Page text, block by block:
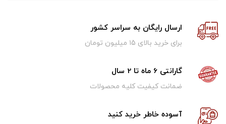
ارسال رایگان به سراسر کشور
برای خرید بالای ۱5 میلیون تومان
گارانتی 6 ماه تا 2 سال
ضمانت کیفیت کلیه محصولات
آسوده خاطر خرید کنید